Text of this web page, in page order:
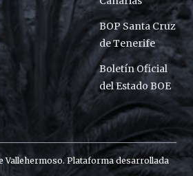
BOP Santa Cruz
de Tenerife
Boletín Oficial
del Estado BOE
Vallehermoso. Plataforma desarrollada